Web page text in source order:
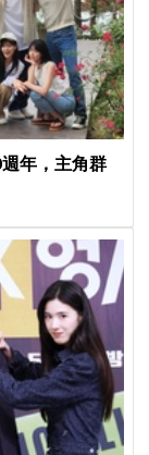
年，主角群